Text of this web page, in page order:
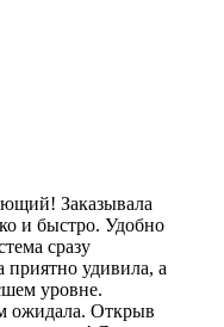
Заказывала
и быстро. Удобно
сразу
удивила, а
уровне.
ожидала. Открыв